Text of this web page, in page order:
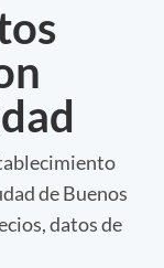
de Buenos
datos de